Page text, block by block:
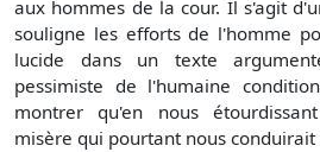
aux hommes de la cour. Il s'agit
souligne les efforts de l'homme
lucide dans un texte
pessimiste de l'humaine
montrer qu'en nous
misère qui pourtant nous conduirait